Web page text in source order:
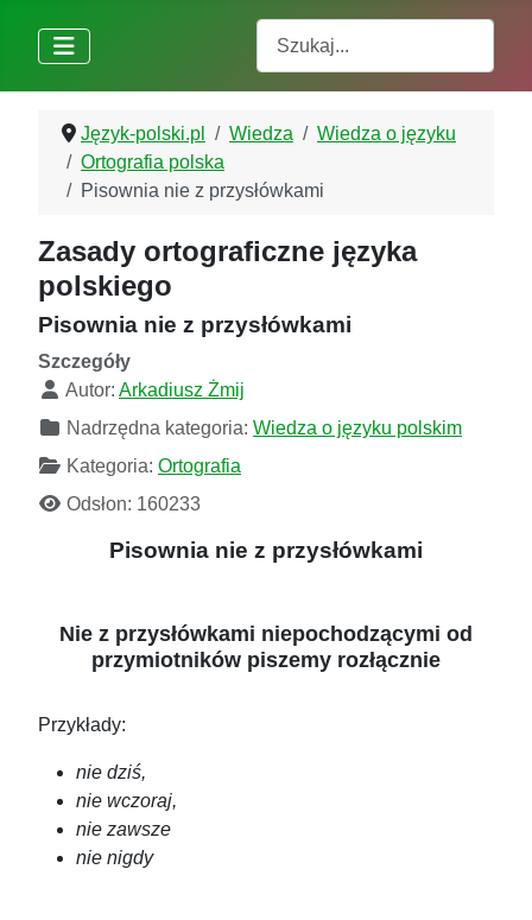
Język-polski.pl Wiedza
Wiedza o języku
Ortografia polska
Pisownia nie z przysłówkami
Zasady ortograficzne języka
polskiego
Pisownia nie z przysłówkami
Szczegóły
Autor: Arkadiusz Żmij
Nadrzędna kategoria: Wiedza o języku polskim
Kategoria: Ortografia
Odsłon: 160233
Pisownia nie z przysłówkami
Nie z przysłówkami niepochodzącymi od
przymiotników piszemy rozłącznie
Przykłady:
nie dziś,
nie wczoraj,
nie zawsze
nie nigdy